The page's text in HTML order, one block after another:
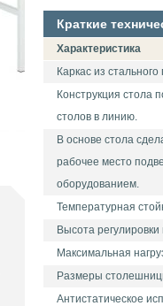
Краткие
Характеристика
Каркас из
Конструкция стола
столов в линию.
В основе стола
рабочее место
оборудованием.
Температурная
Высота
Максимальная
Размеры
Антистатическое